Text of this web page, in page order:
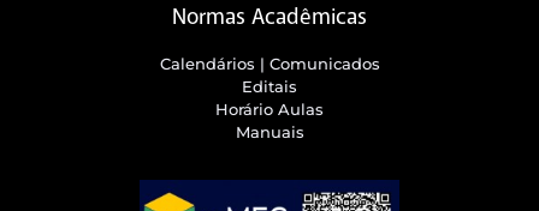
Normas Acadêmicas
Calendários | Comunicados
Editais
Horário Aulas
Manuais